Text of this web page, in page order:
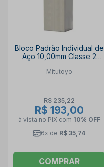
Bloco Padrão Individual de
Aço 10,00mm Classe 2
611671-041 MITUTOYO
Mitutoyo
R$ 235,22
R$ 193,00
à vista no PIX com 10% OFF
6x de R$ 35,74
COMPRAR